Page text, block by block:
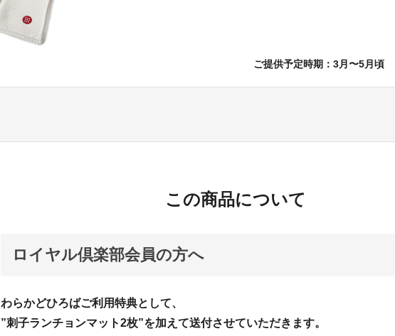
ご提供予定時期：3月〜5月頃
この商品について
ロイヤル倶楽部会員の方へ
わらかどひろばご利用特典として、
”刺子ランチョンマット2枚”を加えて送付させていただきます。